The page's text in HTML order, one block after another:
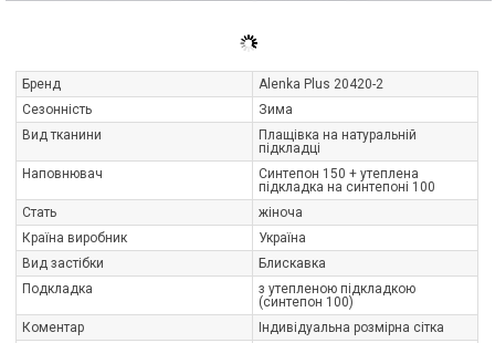
Бренд
Alenka Plus 20420-2
Сезонність
Зима
Вид тканини
Плащівка на натуральній
підкладці
Наповнювач
Синтепон 150 + утеплена
підкладка на синтепоні 100
Стать
жіноча
Країна виробник
Україна
Вид застібки
Блискавка
Подкладка
з утепленою підкладкою
(синтепон 100)
Коментар
Індивідуальна розмірна сітка